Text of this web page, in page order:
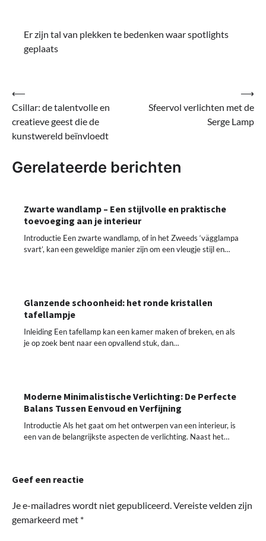
Er zijn tal van plekken te bedenken waar spotlights
geplaats
Bericht
navigatie
⟵
Csillar: de talentvolle en
creatieve geest die de
kunstwereld beïnvloedt
Sfeervol verlichten met de
Serge Lamp
⟶
Gerelateerde berichten
Zwarte wandlamp – Een stijlvolle en praktische
toevoeging aan je interieur
Introductie Een zwarte wandlamp, of in het Zweeds ‘vägglampa
svart’, kan een geweldige manier zijn om een vleugje stijl en…
Glanzende schoonheid: het ronde kristallen
tafellampje
Inleiding Een tafellamp kan een kamer maken of breken, en als
je op zoek bent naar een opvallend stuk, dan…
Moderne Minimalistische Verlichting: De Perfecte
Balans Tussen Eenvoud en Verfijning
Introductie Als het gaat om het ontwerpen van een interieur, is
een van de belangrijkste aspecten de verlichting. Naast het…
Geef een reactie
Je e-mailadres wordt niet gepubliceerd.Vereiste velden zijn
gemarkeerd met *